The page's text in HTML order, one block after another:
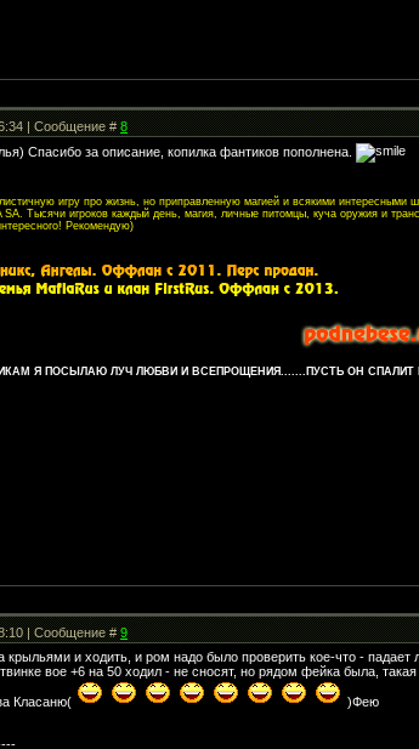
| Сообщение #8
Спасибо за описание, копилка фантиков пополнена.
игру про жизнь, но приправленную магией и всякими
Тысячи игроков каждый день, магия, личные питомцы, куча оружия и
Рекомендую)
Я ПОСЫЛАЮ ЛУЧ ЛЮБВИ И ВСЕПРОЩЕНИЯ.......ПУСТЬ ОН
| Сообщение #9
крыльями и ходить, и ром надо было проверить кое-что -
вое +6 на 50 ходил - не сносят, но рядом фейка была,
Класаню(
)Фею